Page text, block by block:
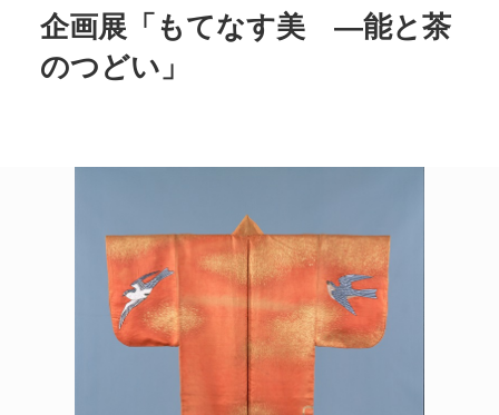
MUSEUM 美術館情報
NEWS
POLICY COMPANY
企画展「もてなす美 ―能と茶
のつどい」